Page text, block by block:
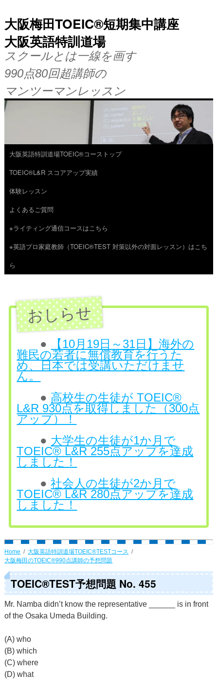
大阪梅田TOEIC®短期集中講座
大阪英語特訓道場
スクールとは一線を画す
990点80回超講師の
マンツーマンレッスン
コ
ン
テ
ン
ツ
へ
ス
大阪英語特訓道場TOEIC®コーストップ
TOEIC®L&R スコアアップ実績
体験レッスン
よくあるご質問
※ライティング通信コースはこちら
※英語プロ家庭教師（TOEIC®TEST 対策以外の対面レッスン）はこち
ら
●
【10月19日～31日】海外の
難民の若者に無償教育を行うた
め、日本では受講いただけませ
ん。
● 高校生の生徒が TOEIC®
L&R 930点を取得しました（300点
アップ）！
● 大学生の生徒が1か月で
TOEIC® L&R 255点アップを達成
しました！
●社会人の生徒が2か月で
TOEIC® L&R 280点アップを達成
しました！
Home
大阪英語特訓道場TOEIC®TESTコース
大阪梅田のTOEIC®990点講師の予想問題
TOEIC®TEST予想問題 No. 455
Mr. Namba didn’t know the representative ______ is in front
of the Osaka Umeda Building.
(A) who
(B) which
(C) where
(D) what